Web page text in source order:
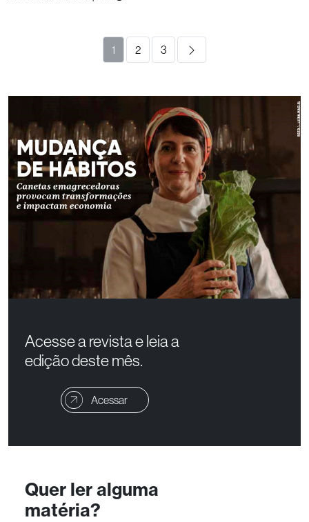
1 2 3
Acesse a revista e leia a
edição deste mês.
Acessar
Quer ler alguma
matéria?